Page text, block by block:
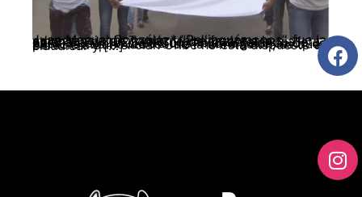
Juan Manuel González* “Pellizquémonos”, fue la advertencia de Tomás Uribe frente a la amenaza de un gobierno de carácter socialista para el año 2022 en Colombia, señalando de paso, la existencia de una “nueva generación de FARC”(1) Lo novedoso de la afirmación, es que pareciera que el clan Uribe no está dispuesto a claudicar y […]